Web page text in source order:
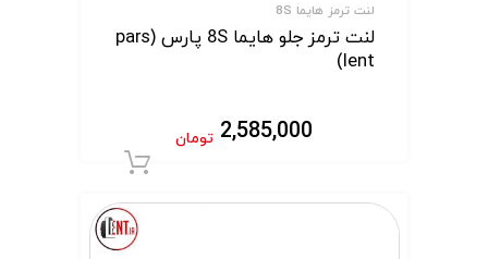
لنت ترمز هایما 8S
لنت ترمز جلو هایما 8S پارس (pars
lent)
2,585,000 تومان